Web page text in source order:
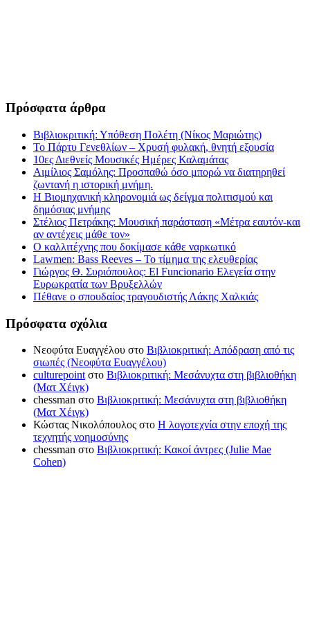
Πρόσφατα άρθρα
Βιβλιοκριτική: Υπόθεση Πολέτη (Νίκος Μαριώτης)
Το Πάρτυ Γενεθλίων – Χρυσή φυλακή, θνητή εξουσία
10ες Διεθνείς Μουσικές Ημέρες Καλαμάτας
Αιμίλιος Σαμόλης: Προσπαθώ όσο μπορώ να διατηρηθεί
ζωντανή η ιστορική μνήμη.
Η Βιομηχανική κληρονομιά ως δείγμα πολιτισμού και
δημόσιας μνήμης
Στέλιος Πετράκης: Μουσική παράσταση «Μέτρα εαυτόν-και
αν αντέχεις μάθε τον»
Ο καλλιτέχνης που δοκίμασε κάθε ναρκωτικό
Lawmen: Bass Reeves – Το τίμημα της ελευθερίας
Γιώργος Θ. Συριόπουλος: El Funcionario Ελεγεία στην
Ευρωκρατία των Βρυξελλών
Πέθανε ο σπουδαίος τραγουδιστής Λάκης Χαλκιάς
Πρόσφατα σχόλια
Νεοφύτα Ευαγγέλου στο Βιβλιοκριτική: Απόδραση από τις
σιωπές (Νεοφύτα Ευαγγέλου)
culturepointστο Βιβλιοκριτική: Μεσάνυχτα στη βιβλιοθήκη
(Ματ Χέιγκ)
chessman στο Βιβλιοκριτική: Μεσάνυχτα στη βιβλιοθήκη
(Ματ Χέιγκ)
Κώστας Νικολόπουλος στο Η λογοτεχνία στην εποχή της
τεχνητής νοημοσύνης
chessman στο Βιβλιοκριτική: Κακοί άντρες (Julie Mae
Cohen)